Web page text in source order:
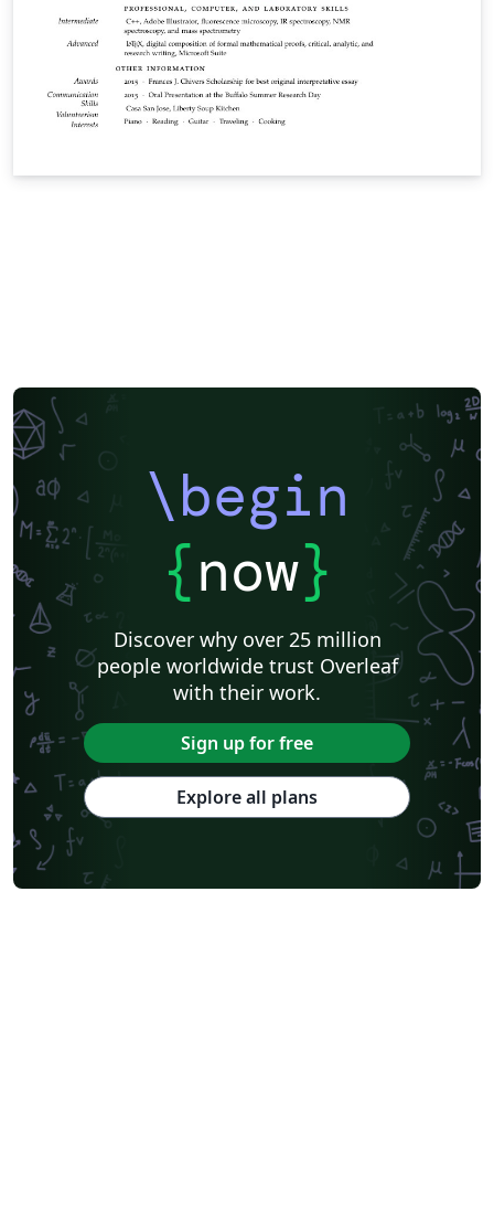
\begin
{now}
Discover why over 25 million
people worldwide trust Overleaf
with their work.
Sign up for free
Explore all plans